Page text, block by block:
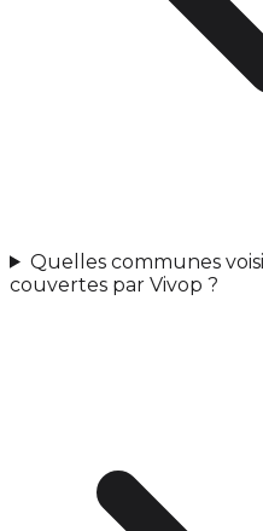
Quelles communes
couvertes par Vivop ?